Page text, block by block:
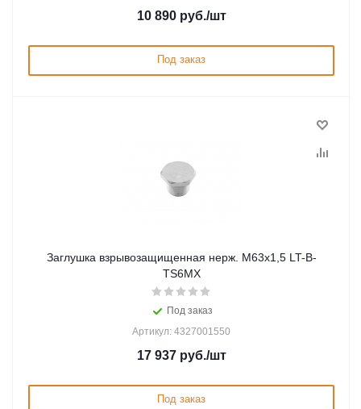
10 890руб./шт
Под заказ
Заглушка взрывозащищенная нерж. М63x1,5 LT-B-
TS6MX
Под заказ
Артикул: 4327001550
17 937руб./шт
Под заказ